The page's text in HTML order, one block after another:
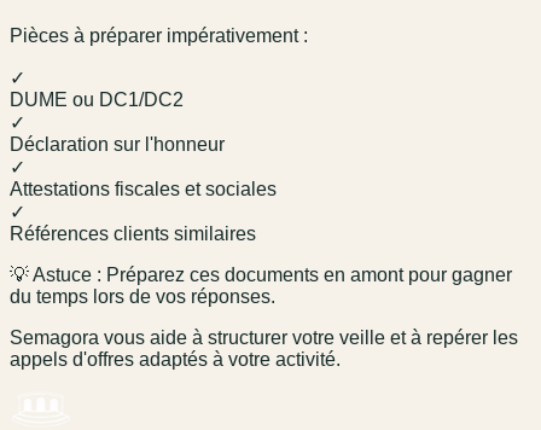
Pièces à préparer impérativement :
✓
DUME ou DC1/DC2
✓
Déclaration sur l'honneur
✓
Attestations fiscales et sociales
✓
Références clients similaires
💡 Astuce : Préparez ces documents en amont pour gagner
du temps lors de vos réponses.
Semagora vous aide à structurer votre veille et à repérer les
appels d'offres adaptés à votre activité.